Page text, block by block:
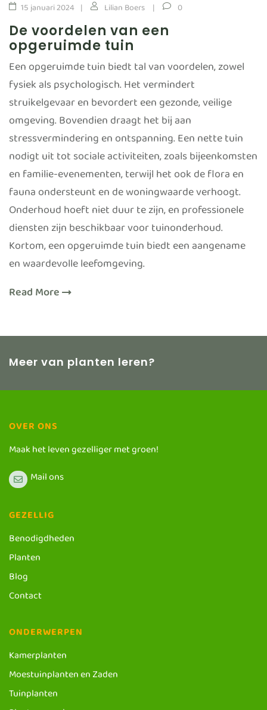
15 januari 2024 Lilian Boers 0
De voordelen van een
opgeruimde tuin
Een opgeruimde tuin biedt tal van voordelen, zowel
fysiek als psychologisch. Het vermindert
struikelgevaar en bevordert een gezonde, veilige
omgeving. Bovendien draagt het bij aan
stressvermindering en ontspanning. Een nette tuin
nodigt uit tot sociale activiteiten, zoals bijeenkomsten
en familie-evenementen, terwijl het ook de flora en
fauna ondersteunt en de woningwaarde verhoogt.
Onderhoud hoeft niet duur te zijn, en professionele
diensten zijn beschikbaar voor tuinonderhoud.
Kortom, een opgeruimde tuin biedt een aangename
en waardevolle leefomgeving.
Read More
Meer van planten leren?
OVER ONS
Maak het leven gezelliger met groen!
Mail ons
GEZELLIG
Benodigdheden
Planten
Blog
Contact
ONDERWERPEN
Kamerplanten
Moestuinplanten en Zaden
Tuinplanten